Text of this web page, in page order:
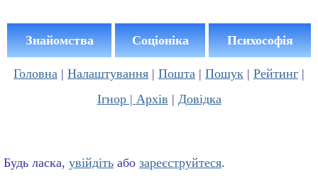
Знайомства Соціоніка Психософія
Головна | Налаштування | Пошта | Пошук | Рейтинг |
Ігнор | Архів | Довідка
Будь ласка, увійдіть або зареєструйтеся.